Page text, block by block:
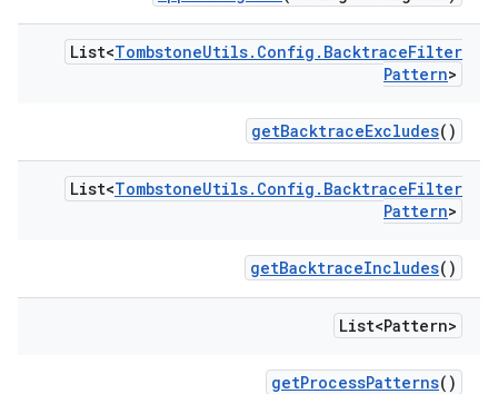
List<TombstoneUtils. Config . BacktraceFilter
Pattern>
getBacktraceExcludes()
List<TombstoneUtils. Config . BacktraceFilter
Pattern>
getBacktraceIncludes()
List<Pattern>
getProcessPatterns()